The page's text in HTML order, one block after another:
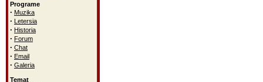
Programe
· Muzika
· Letersia
· Historia
· Forum
· Chat
· Email
· Galeria
Temat